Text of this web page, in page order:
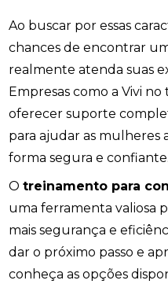
Ao buscar por essas
chances de encontrar
realmente atenda suas
Empresas como a Vivi
oferecer suporte
para ajudar as mulheres
forma segura e confiante.
Otreinamento para
uma ferramenta valiosa
mais segurança e
dar o próximo passo e
conheça as opções